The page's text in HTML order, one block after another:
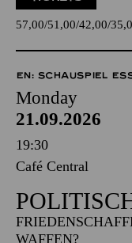
57,00 51,00 42,00
EN: SCHAUSPIEL
Monday
21.09.2026
19:30
Café Central
WAFFEN?